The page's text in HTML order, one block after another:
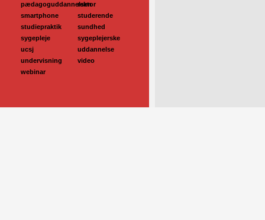
pædagoguddannelsen
rektor
smartphone
studerende
studiepraktik
sundhed
sygepleje
sygeplejerske
ucsj
uddannelse
undervisning
video
webinar